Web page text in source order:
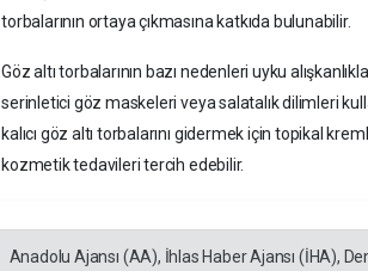
torbalarının ortaya çıkmasına katkıda bulunabilir.
Göz altı torbalarının bazı nedenleri uyku
serinletici göz maskeleri veya salatalık dilimleri
kalıcı göz altı torbalarını gidermek için topikal
kozmetik tedavileri tercih edebilir.
Anadolu Ajansı (AA), İhlas Haber Ajansı (İHA),